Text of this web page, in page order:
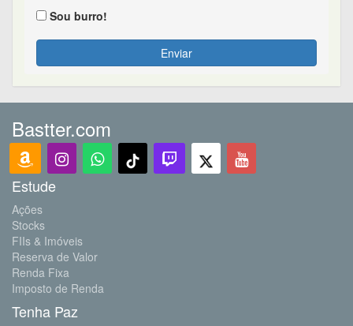
Sou burro!
Enviar
Bastter.com
Estude
Ações
Stocks
FIIs & Imóveis
Reserva de Valor
Renda Fixa
Imposto de Renda
Tenha Paz